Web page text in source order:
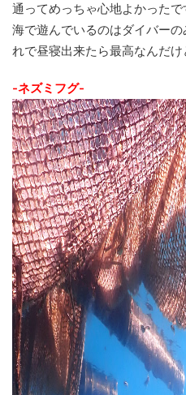
通ってめっちゃ心地よかった
海で遊んでいるのはダイバー
れで昼寝出来たら最高なんだけ
-ネズミフグ-